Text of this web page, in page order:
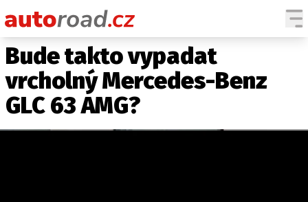
AUTA
TESTY AUT
NOVINKY
Bude takto vypadat
vrcholný Mercedes-Benz
GLC 63 AMG?